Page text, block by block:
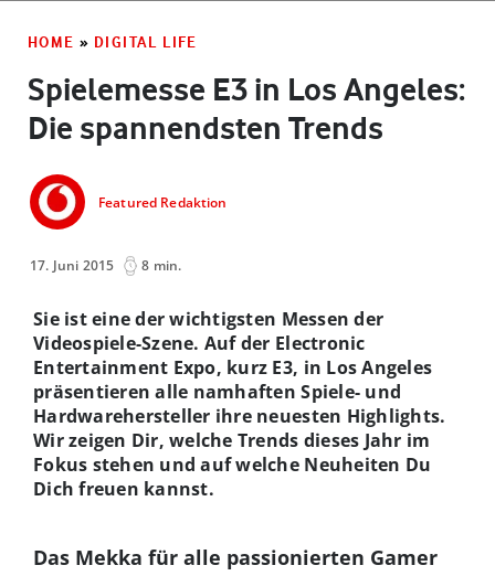
HOME » DIGITAL LIFE
Spielemesse E3 in Los Angeles:
Die spannendsten Trends
Featured Redaktion
17. Juni 2015 8 min.
Sie ist eine der wichtigsten Messen der
Videospiele-Szene. Auf der Electronic
Entertainment Expo, kurz E3, in Los Angeles
präsentieren alle namhaften Spiele- und
Hardwarehersteller ihre neuesten Highlights.
Wir zeigen Dir, welche Trends dieses Jahr im
Fokus stehen und auf welche Neuheiten Du
Dich freuen kannst.
Das Mekka für alle passionierten Gamer